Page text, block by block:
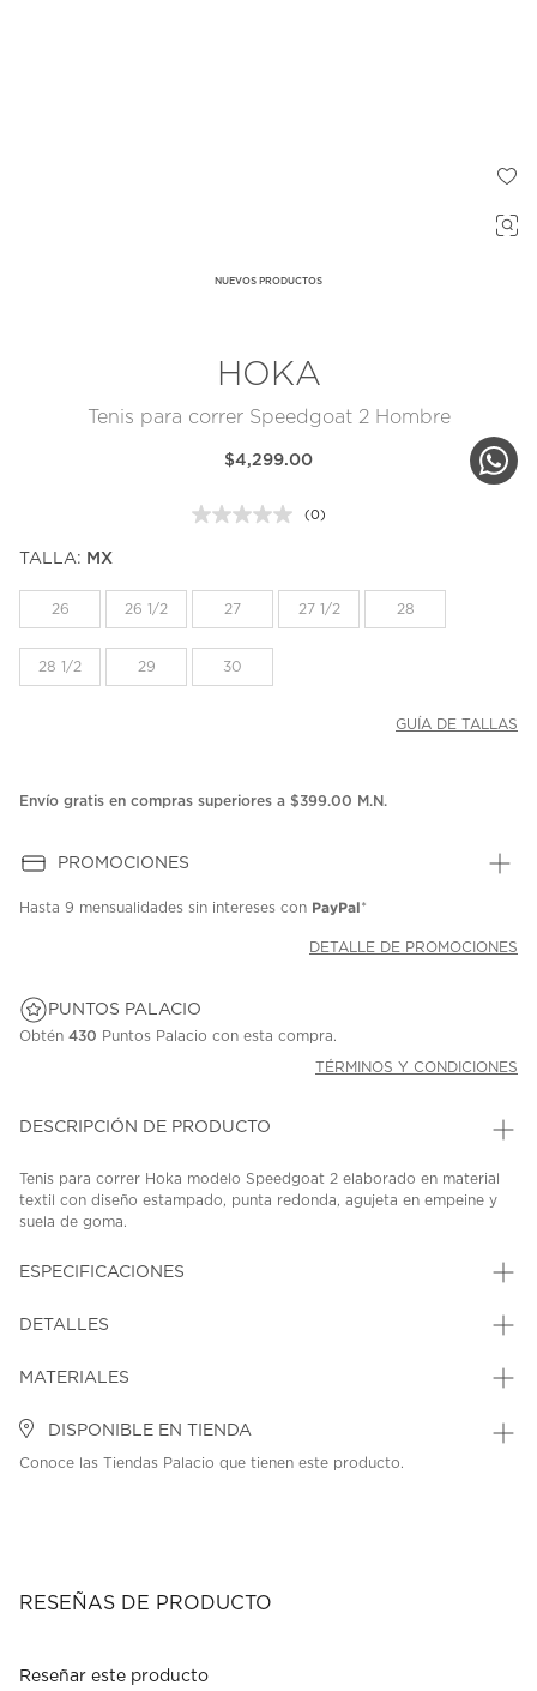
NUEVOS PRODUCTOS
HOKA
Tenis para correr Speedgoat 2 Hombre
$4,299.00
Sin
la
misma
(0)
TALLA: MX
26 26 1/2 27 27 1/2 28
28 1/2 29 30
GUÍA DE TALLAS
Envío gratis en compras superiores a $399.00 M.N.
PROMOCIONES
Hasta 9 mensualidades sin intereses con PayPal*
DETALLE DE PROMOCIONES
PUNTOS PALACIO
Obtén 430 Puntos Palacio con esta compra.
TÉRMINOS Y CONDICIONES
DESCRIPCIÓN DE PRODUCTO
Tenis para correr Hoka modelo Speedgoat 2 elaborado en material
textil con diseño estampado, punta redonda, agujeta en empeine y
suela de goma.
ESPECIFICACIONES
DETALLES
MATERIALES
DISPONIBLE EN TIENDA
Conoce las Tiendas Palacio que tienen este producto.
RESEÑAS DE PRODUCTO
Reseñar este producto